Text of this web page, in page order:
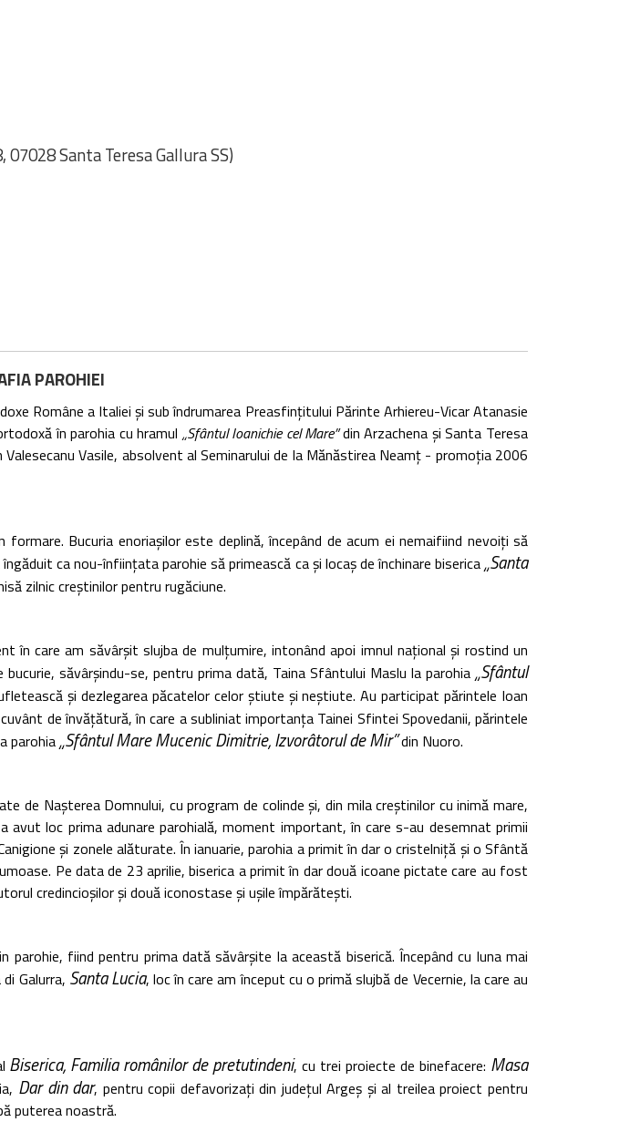
07028 Santa Teresa Gallura SS)
PAROHIEI
Române a Italiei și sub îndrumarea Preasfințitului Părinte Arhiereu-Vicar Atanasie
în parohia cu hramul „Sfântul Ioanichie cel Mare”din Arzachena și Santa Teresa
Vasile, absolvent al Seminarului de la Mănăstirea Neamț - promoția 2006
Bucuria enoriașilor este deplină, începând de acum ei nemaifiind nevoiți să
ca nou-înființata parohie să primească ca și locaș de închinare biserica „Santa
zilnic creștinilor pentru rugăciune.
în care am săvârșit slujba de mulțumire, intonând apoi imnul național și rostind un
săvârșindu-se, pentru prima dată, Taina Sfântului Maslu la parohia „Sfântul
și dezlegarea păcatelor celor știute și neștiute. Au participat părintele Ioan
de învățătură, în care a subliniat importanța Tainei Sfintei Spovedanii, părintele
parohia „Sfântul Mare Mucenic Dimitrie, Izvorâtorul de Mir”din Nuoro.
de Nașterea Domnului, cu program de colinde și, din mila creștinilor cu inimă mare,
loc prima adunare parohială, moment important, în care s-au desemnat primii
și zonele alăturate. În ianuarie, parohia a primit în dar o cristelniță și o Sfântă
Pe data de 23 aprilie, biserica a primit în dar două icoane pictate care au fost
credincioșilor și două iconostase și ușile împărătești.
parohie, fiind pentru prima dată săvârșite la această biserică. Începând cu luna mai
Galurra, Santa Lucia, loc în care am început cu o primă slujbă de Vecernie, la care au
Biserica, Familia românilor de pretutindeni, cu trei proiecte de binefacere: Masa
Dar din dar, pentru copii defavorizați din județul Argeș și al treilea proiect pentru
puterea noastră.